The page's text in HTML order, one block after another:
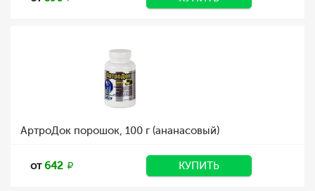
АртроДок порошок, 100 г (ананасовый)
от642 КУПИТЬ